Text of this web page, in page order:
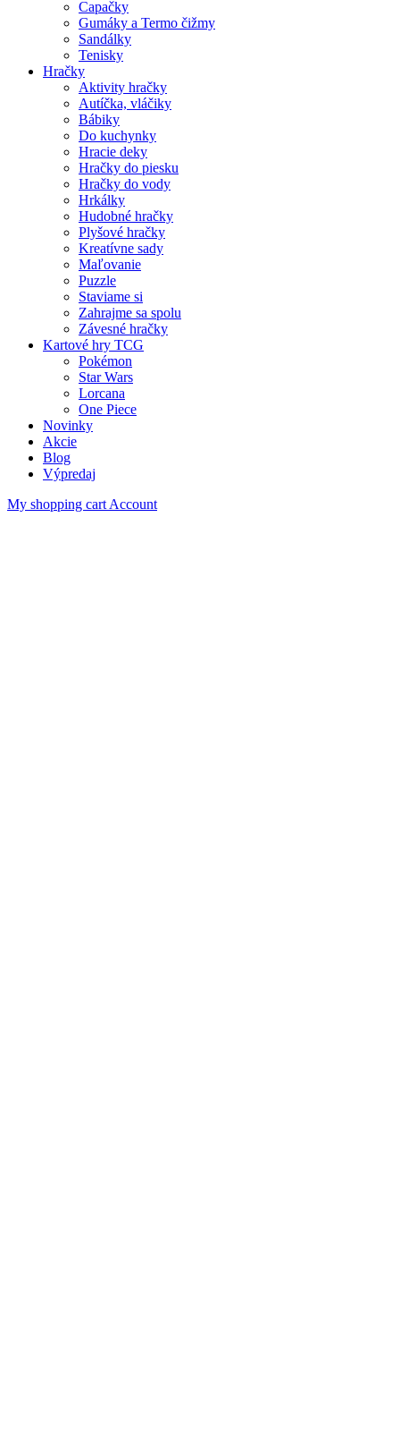
Capačky
Gumáky a Termo čižmy
Sandálky
Tenisky
Hračky
Aktivity hračky
Autíčka, vláčiky
Bábiky
Do kuchynky
Hracie deky
Hračky do piesku
Hračky do vody
Hrkálky
Hudobné hračky
Plyšové hračky
Kreatívne sady
Maľovanie
Puzzle
Staviame si
Zahrajme sa spolu
Závesné hračky
Kartové hry TCG
Pokémon
Star Wars
Lorcana
One Piece
Novinky
Akcie
Blog
Výpredaj
My shopping cart Account